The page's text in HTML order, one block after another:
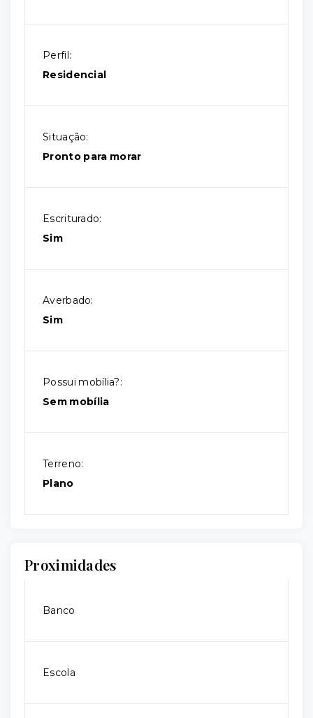
Perfil:
Residencial
Situação:
Pronto para morar
Escriturado:
Sim
Averbado:
Sim
Possui mobília?:
Sem mobília
Terreno:
Plano
Proximidades
Banco
Escola